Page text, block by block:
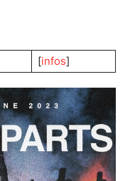
[infos]